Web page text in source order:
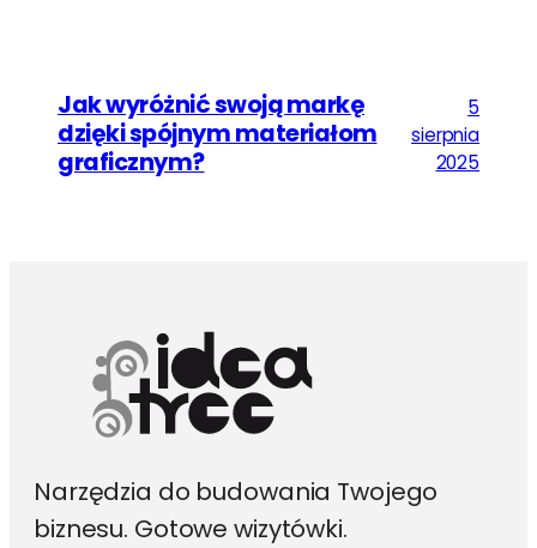
Jak wyróżnić swoją markę
dzięki spójnym materiałom
graficznym?
5
sierpnia
2025
Narzędzia do budowania Twojego
biznesu. Gotowe wizytówki.